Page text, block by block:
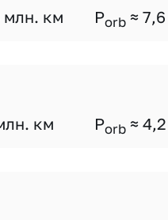
млн. км Porb ≈ 7,6
км Porb ≈ 4,2